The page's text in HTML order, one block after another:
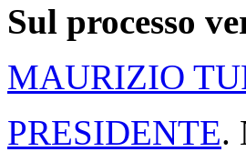
Sul processo
MAURIZIO
PRESIDENTE.